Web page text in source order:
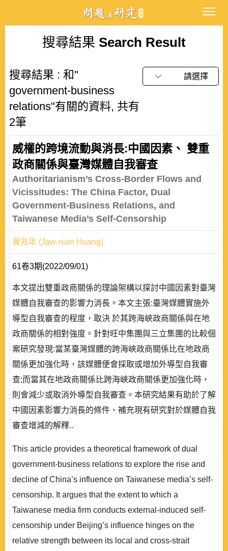
搜尋結果 Search Result
搜尋結果 : 和"
government-business
relations"有關的資料, 共有
2筆
請選擇
威權的跨境流動與消長:中國因素、 雙重
政商關係與臺灣媒體自我審查
Authoritarianism’s Cross-Border Flows and
Vicissitudes: The China Factor, Dual
Government-Business Relations, and
Taiwanese Media’s Self-Censorship
黃兆年 (Jaw-nian Huang)
61卷3期(2022/09/01)
本文提出雙重政商關係的理論架構以探討中國因素對臺灣
媒體自我審查的影響力消長。本文主張:臺灣媒體實施外
導型自我審查的程度，取決 於其跨海峽政商關係與在地
政商關係的相對強度。針對旺中集團與三立集團的比較個
案研究發現:當某臺灣媒體的跨海峽政商關係比在地政商
關係更加強化時，該媒體便會採取或增加外導型自我審
查;而當其在地政商關係比跨海峽政商關係更加強化時，
則會減少或取消外導型自我審查。本研究結果有助於了解
中國因素影響力消長的條件、補充現有研究對於媒體自我
審查增減的解釋..
This article provides a theoretical framework of dual
government-business relations to explore the rise and
decline of China’s influence on Taiwanese media’s self-
censorship. It argues that the extent to which a
Taiwanese media firm conducts external-induced self-
censorship under Beijing’s influence hinges on the
relative strength between its local and cross-strait